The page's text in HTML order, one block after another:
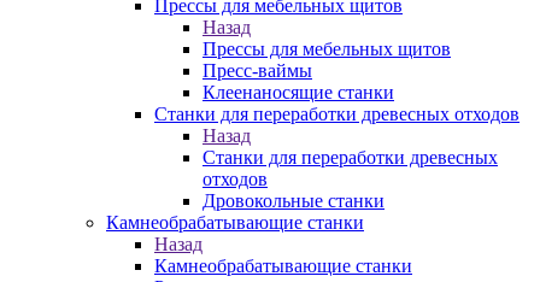
Прессы для мебельных щитов
Назад
Прессы для мебельных щитов
Пресс-ваймы
Клеенаносящие станки
Станки для переработки древесных отходов
Назад
Станки для переработки древесных
отходов
Дровокольные станки
Камнеобрабатывающие станки
Назад
Камнеобрабатывающие станки